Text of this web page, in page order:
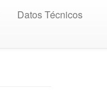
Datos Técnicos